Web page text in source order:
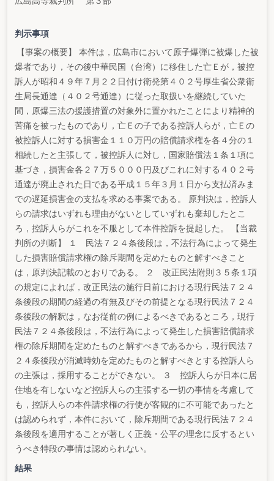
判示事項
【事案の概要】 本件は，広島市において原子爆弾に被爆した被
爆者であり，その後中華民国（台湾）に移住した亡Ｅが，被控
訴人が昭和４９年７月２２日付け衛発第４０２号厚生省公衆衛
生局長通達（４０２号通達）に従った取扱いを継続していた
間，原爆三法の援護措置の対象外に置かれたことにより精神的
苦痛を被ったものであり，亡Ｅの子である控訴人らが，亡Ｅの
被控訴人に対する損害金１１０万円の賠償請求権を各４分の１
相続したと主張して，被控訴人に対し，国家賠償法１条１項に
基づき，損害金各２７万５０００円及びこれに対する４０２号
通達が廃止された日である平成１５年３月１日から支払済みま
での遅延損害金の支払を求める事案である。 原判決は，控訴人
らの請求はいずれも理由がないとしていずれも棄却したとこ
ろ，控訴人らがこれを不服として本件控訴を提起した。 【当裁
判所の判断】 １ 民法７２４条後段は，不法行為によって発生
した損害賠償請求権の除斥期間を定めたものと解すべきこと
は，原判決記載のとおりである。 ２ 改正民法附則３５条１項
の規定によれば，改正民法の施行日前における現行民法７２４
条後段の期間の経過の有無及びその前提となる現行民法７２４
条後段の解釈は，なお従前の例によるべきであるところ，現行
民法７２４条後段は，不法行為によって発生した損害賠償請求
権の除斥期間を定めたものと解すべきであるから，現行民法７
２４条後段が消滅時効を定めたものと解すべきとする控訴人ら
の主張は，採用することができない。 ３ 控訴人らが日本に居
住地を有しないなど控訴人らの主張する一切の事情を考慮して
も，控訴人らの本件請求権の行使が客観的に不可能であったと
は認められず，本件において，除斥期間である現行民法７２４
条後段を適用することが著しく正義・公平の理念に反するとい
うべき特段の事情は認められない。
結果